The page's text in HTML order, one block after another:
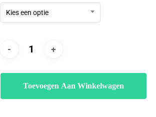
Kies een optie
Toevoegen Aan Winkelwagen